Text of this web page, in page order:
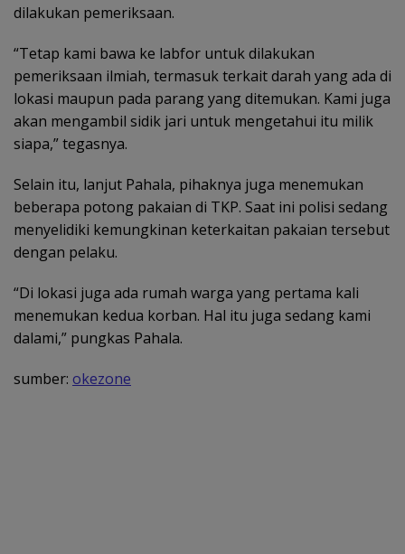
dilakukan pemeriksaan.
“Tetap kami bawa ke labfor untuk dilakukan
pemeriksaan ilmiah, termasuk terkait darah yang ada di
lokasi maupun pada parang yang ditemukan. Kami juga
akan mengambil sidik jari untuk mengetahui itu milik
siapa,” tegasnya.
Selain itu, lanjut Pahala, pihaknya juga menemukan
beberapa potong pakaian di TKP. Saat ini polisi sedang
menyelidiki kemungkinan keterkaitan pakaian tersebut
dengan pelaku.
“Di lokasi juga ada rumah warga yang pertama kali
menemukan kedua korban. Hal itu juga sedang kami
dalami,” pungkas Pahala.
sumber: okezone